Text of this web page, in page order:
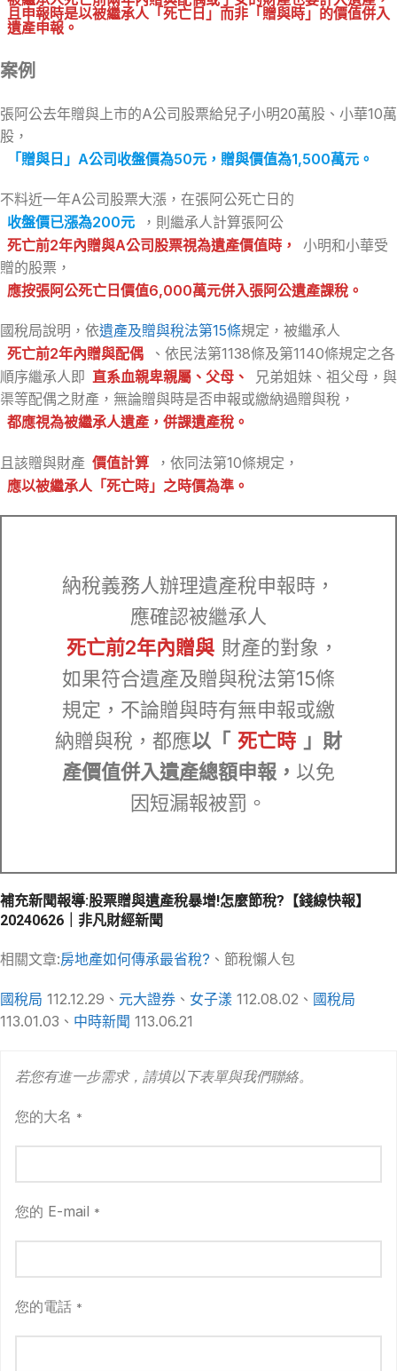
且申報時是以被繼承人「死亡日」而非「贈與時」的價值併入
遺產申報。
案例
張阿公去年贈與上市的A公司股票給兒子小明20萬股、小華10萬
股，
「贈與日」A公司收盤價為50元，贈與價值為1,500萬元。
不料近一年A公司股票大漲，在張阿公死亡日的
收盤價已漲為200元
，則繼承人計算張阿公
死亡前2年內贈與A公司股票視為遺產價值時，
小明和小華受
贈的股票，
應按張阿公死亡日價值6,000萬元併入張阿公遺產課稅。
國稅局說明，依遺產及贈與稅法第15條規定，被繼承人
死亡前2年內贈與配偶
、依民法第1138條及第1140條規定之各
順序繼承人即 直系血親卑親屬、父母、
兄弟姐妹、祖父母，與
渠等配偶之財產，無論贈與時是否申報或繳納過贈與稅，
都應視為被繼承人遺產，併課遺產稅。
且該贈與財產 價值計算
，依同法第10條規定，
應以被繼承人「死亡時」之時價為準。
納稅義務人辦理遺產稅申報時，
應確認被繼承人
死亡前2年內贈與 財產的對象，
如果符合遺產及贈與稅法第15條
規定，不論贈與時有無申報或繳
納贈與稅，都應以「 死亡時 」財
產價值併入遺產總額申報， 以免
因短漏報被罰。
補充新聞報導:股票贈與遺產稅暴增!怎麼節稅?【錢線快報】
20240626｜非凡財經新聞
相關文章:房地產如何傳承最省稅? 、節稅懶人包
國稅局 112.12.29、 元大證券 、 女子漾 112.08.02、 國稅局
113.01.03、 中時新聞 113.06.21
若您有進一步需求，請填以下表單與我們聯絡。
您的大名 *
您的 E-mail *
您的電話 *